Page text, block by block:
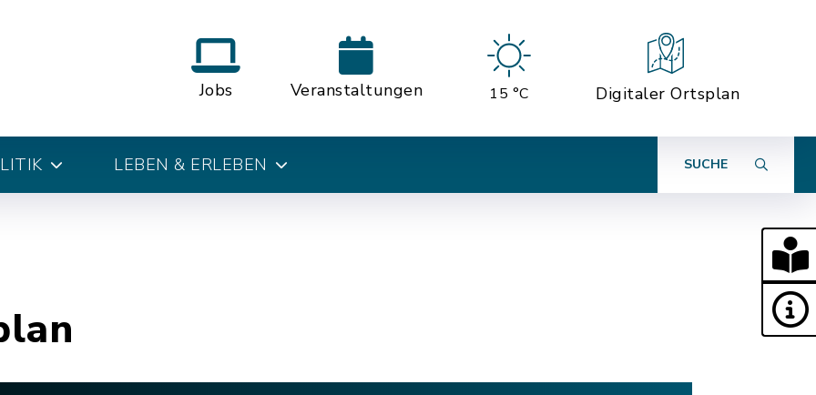
Jobs Veranstaltungen 15 °C Digitaler Ortsplan
LEBEN & ERLEBEN SUCHE